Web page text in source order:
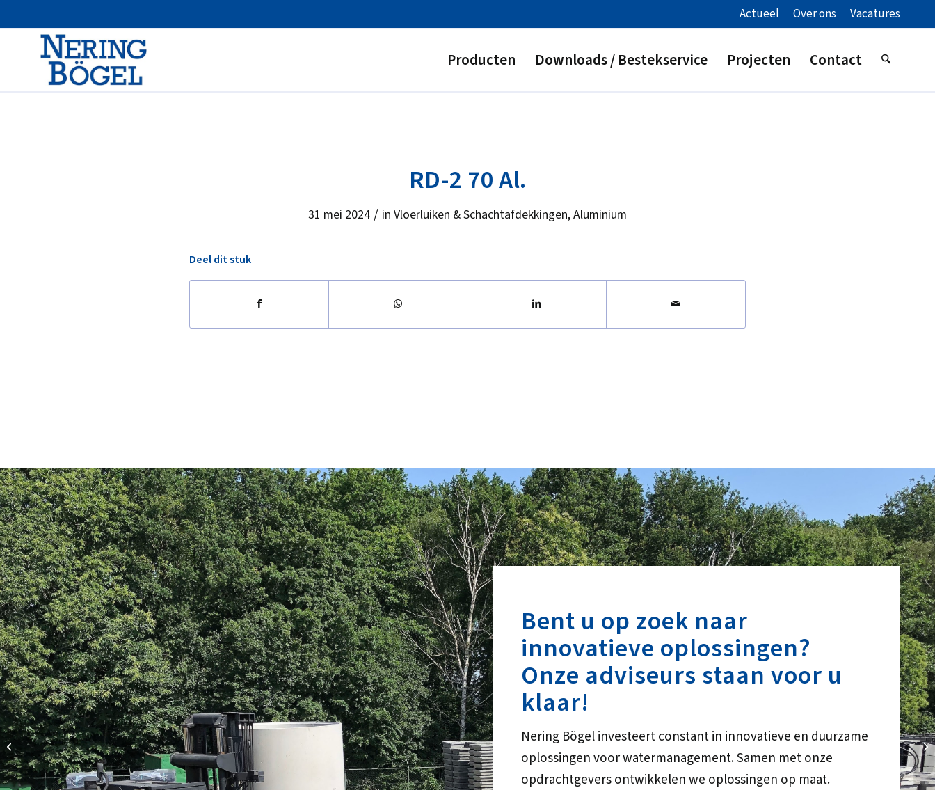
Actueel Over ons Vacatures
Producten Downloads / Bestekservice Projecten Contact
RD-2 70 Al.
31 mei 2024 / in Vloerluiken & Schachtafdekkingen,Aluminium
Deel dit stuk
Bent u op zoek naar
innovatieve oplossingen?
Onze adviseurs staan voor u
klaar!
Nering Bögel investeert constant in innovatieve en duurzame
oplossingen voor watermanagement. Samen met onze
opdrachtgevers ontwikkelen we oplossingen op maat.
RD-2 60 Al.